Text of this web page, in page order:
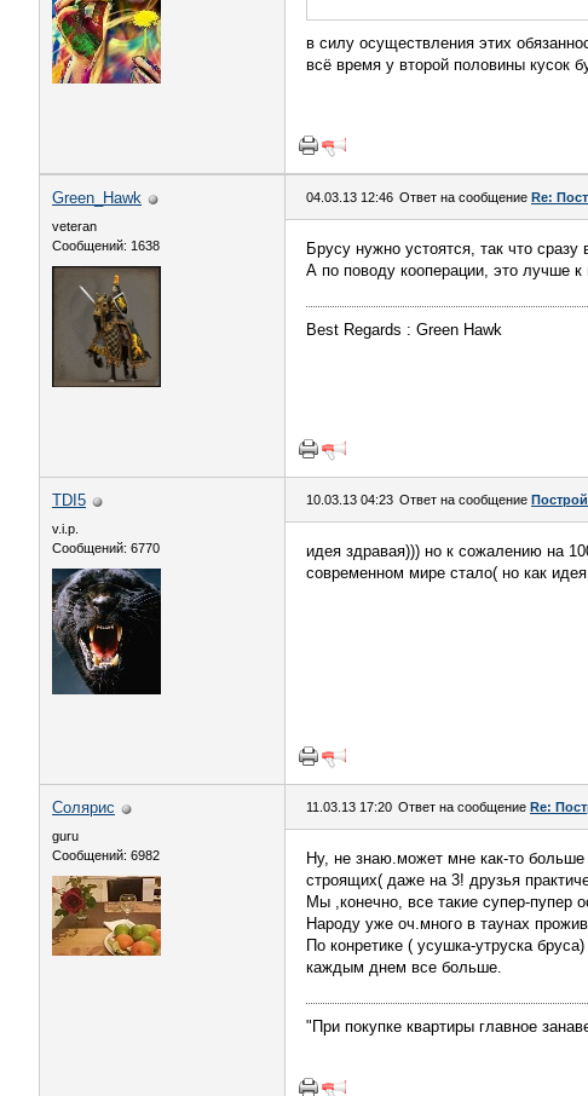
в силу осуществления этих
всё время у второй половины кусок
Green_Hawk
veteran
Сообщений: 1638
04.03.13 12:46 Ответ на сообщение Re:
Брусу нужно устоятся, так что
А по поводу кооперации, это лучше
Best Regards : Green Hawk
TDI5
v.i.p.
Сообщений: 6770
10.03.13 04:23 Ответ на сообщение
идея здравая))) но к сожалению на
современном мире стало( но как
Солярис
guru
Сообщений: 6982
11.03.13 17:20 Ответ на сообщение Re:
Ну, не знаю.может мне как-то
строящих( даже на 3! друзья
Мы ,конечно, все такие супер-пупер
Народу уже оч.много в таунах
По конретике ( усушка-утруска
каждым днем все больше.
"При покупке квартиры главное